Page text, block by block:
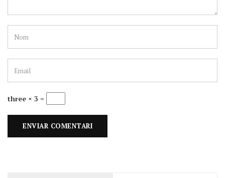
three × 3 =